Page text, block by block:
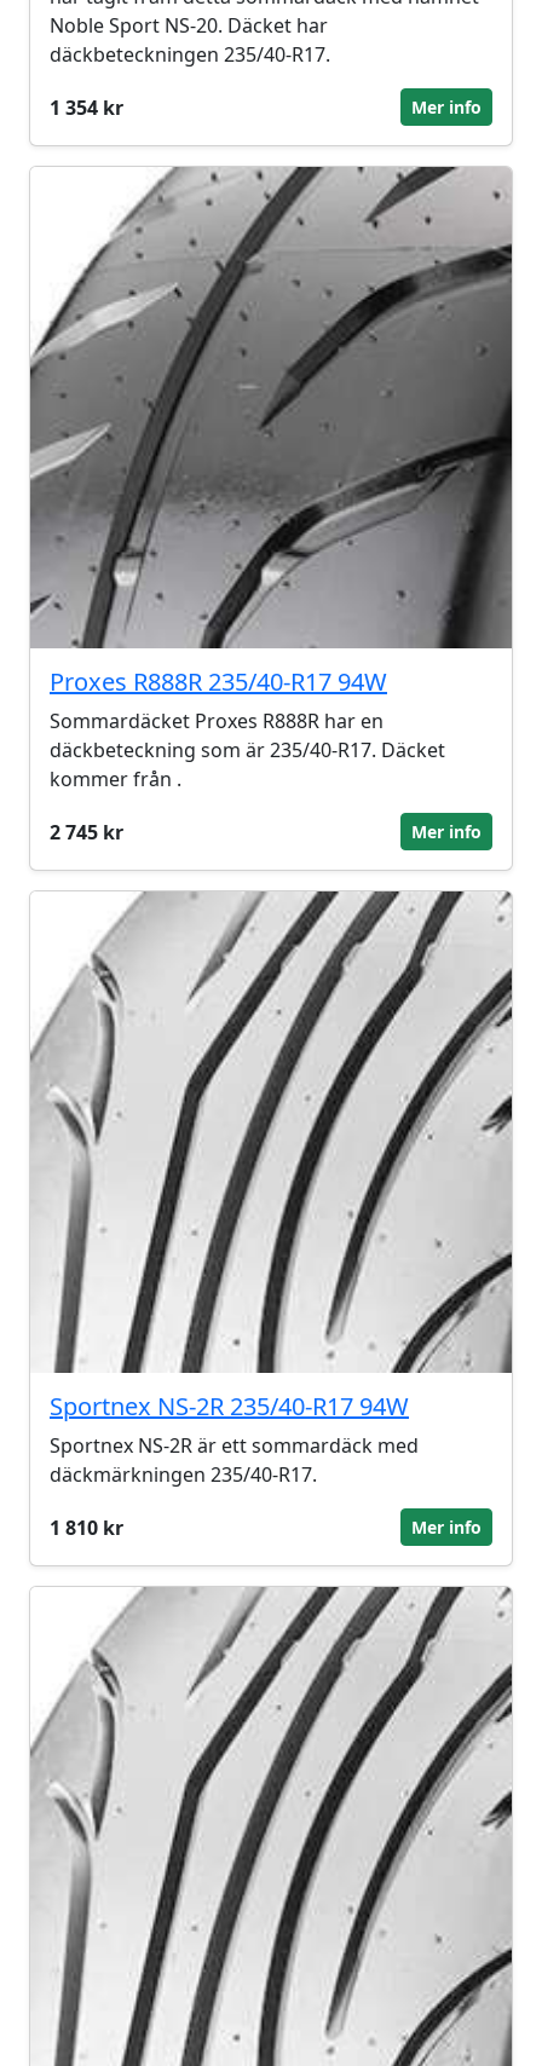
Noble Sport NS-20. Däcket har
däckbeteckningen 235/40-R17.
1 354 kr
Mer info
Proxes R888R 235/40-R17 94W
Sommardäcket Proxes R888R har en
däckbeteckning som är 235/40-R17. Däcket
kommer från .
2 745 kr
Mer info
Sportnex NS-2R 235/40-R17 94W
Sportnex NS-2R är ett sommardäck med
däckmärkningen 235/40-R17.
1 810 kr
Mer info